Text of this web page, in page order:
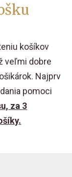
košíkov
veľmi dobre
Najprv
pomoci
za 3